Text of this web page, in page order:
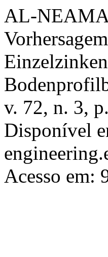
AL-
v. 72, n. 3,
Disponível
Acesso em: